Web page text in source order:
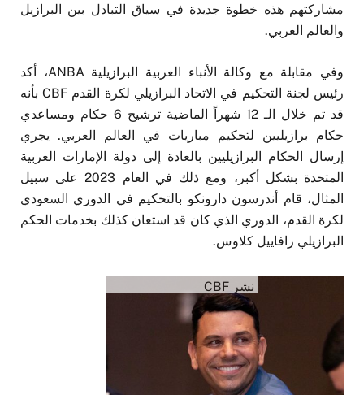
مشاركتهم هذه خطوة جديدة في سياق التبادل بين البرازيل
والعالم العربي.
وفي مقابلة مع وكالة الأنباء العربية البرازيلية ANBA، أكد
رئيس لجنة التحكيم في الاتحاد البرازيلي لكرة القدم CBF بأنه
قد تم خلال الـ 12 شهراً الماضية ترشيح 6 حكام ومساعدي
حكام برازيليين لتحكيم مباريات في العالم العربي. يجري
إرسال الحكام البرازيليين بالعادة إلى دولة الإمارات العربية
المتحدة بشكل أكبر، ومع ذلك في العام 2023 على سبيل
المثال، قام أندرسون دارونكو بالتحكيم في الدوري السعودي
لكرة القدم، الدوري الذي كان قد استعان كذلك بخدمات الحكم
البرازيلي رافاييل كلاوس.
نشر CBF